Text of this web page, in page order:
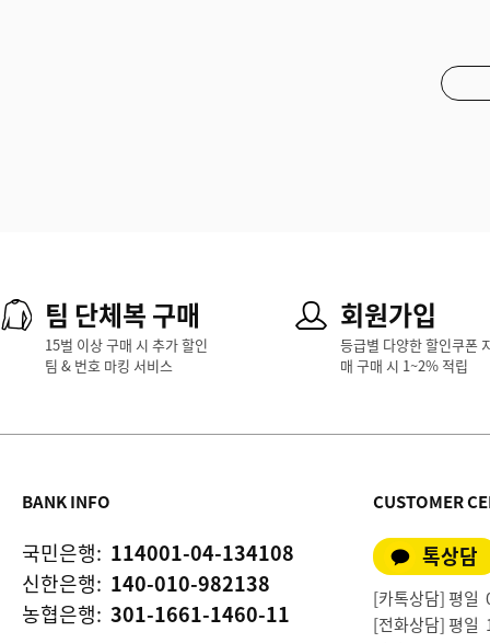
팀 단체복 구매
15벌 이상 구매 시 추가 할인
팀 & 번호 마킹 서비스
회원가입
등급별 다양한 할인쿠폰
매 구매 시 1~2% 적립
BANK INFO
국민은행: 114001-04-134108
신한은행: 140-010-982138
농협은행: 301-1661-1460-11
CUSTOMER
톡상담
[카톡상담] 평일
[전화상담] 평일